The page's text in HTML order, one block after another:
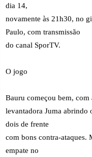
dia 14,
novamente às 21h30, no
Paulo, com transmissão
do canal SporTV.
O jogo
Bauru começou bem, com
levantadora Juma abrindo
dois de frente
com bons contra-ataques.
empate no